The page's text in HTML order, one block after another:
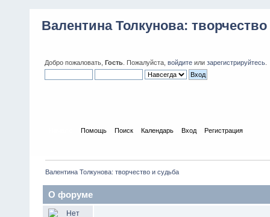
Валентина Толкунова:
Добро пожаловать, Гость . Пожалуйста, войдите или зарегистрируйтесь
Помощь Поиск Календарь Вход Регистрация
Валентина Толкунова: творчество и судьба
О форуме